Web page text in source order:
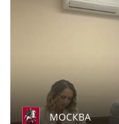
МОСКВА